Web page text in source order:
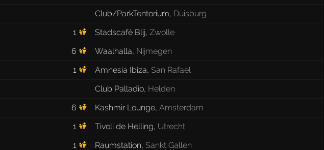
Club/ParkTentorium, Duisburg
1 Stadscafé Blij, Zwolle
6 Waalhalla, Nijmegen
1 Amnesia Ibiza, San Rafael
Club Palladio, Helden
6 Kashmir Lounge, Amsterdam
1 Tivoli de Helling, Utrecht
1 Raumstation, Sankt Gallen